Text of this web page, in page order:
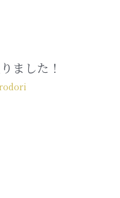
ました！